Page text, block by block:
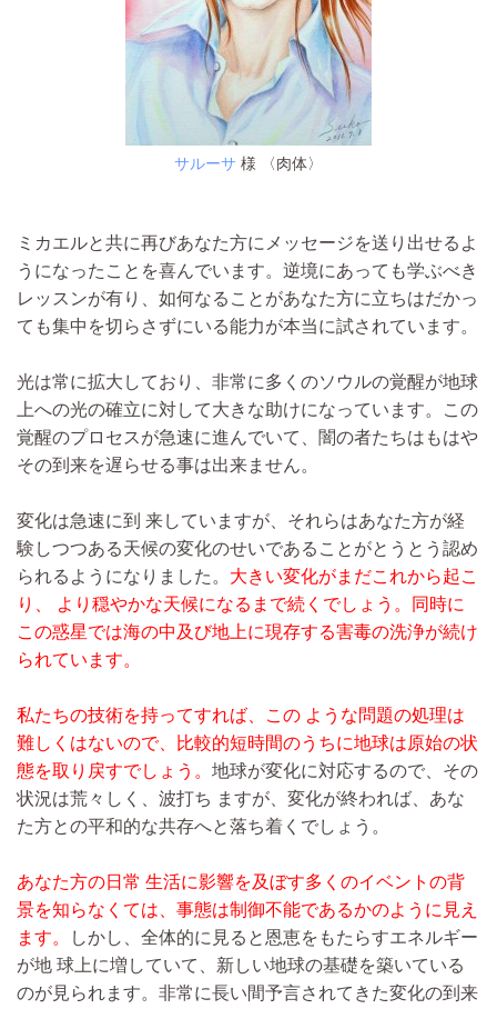
サルーサ 様 〈肉体〉
ミカエルと共に再びあなた方にメッセージを送り出せるよ
うになったことを喜んでいます。逆境にあっても学ぶべき
レッスンが有り、如何なることがあなた方に立ちはだかっ
ても集中を切らさずにいる能力が本当に試されています。
光は常に拡大しており、非常に多くのソウルの覚醒が地球
上への光の確立に対して大きな助けになっています。この
覚醒のプロセスが急速に進んでいて、闇の者たちはもはや
その到来を遅らせる事は出来ません。
変化は急速に到 来していますが、それらはあなた方が経
験しつつある天候の変化のせいであることがとうとう認め
られるようになりました。 大きい変化がまだこれから起こ
り、 より穏やかな天候になるまで続くでしょう。同時に
この惑星では海の中及び地上に現存する害毒の洗浄が続け
られています。
私たちの技術を持ってすれば、この ような問題の処理は
難しくはないので、比較的短時間のうちに地球は原始の状
態を取り戻すでしょう。 地球が変化に対応するので、その
状況は荒々しく、波打ち ますが、変化が終われば、あな
た方との平和的な共存へと落ち着くでしょう。
あなた方の日常 生活に影響を及ぼす多くのイベントの背
景を知らなくては、事態は制御不能であるかのように見え
ます。
しかし、全体的に見ると恩恵をもたらすエネルギー
が地 球上に増していて、新しい地球の基礎を築いている
のが見られます。非常に長い間予言されてきた変化の到来